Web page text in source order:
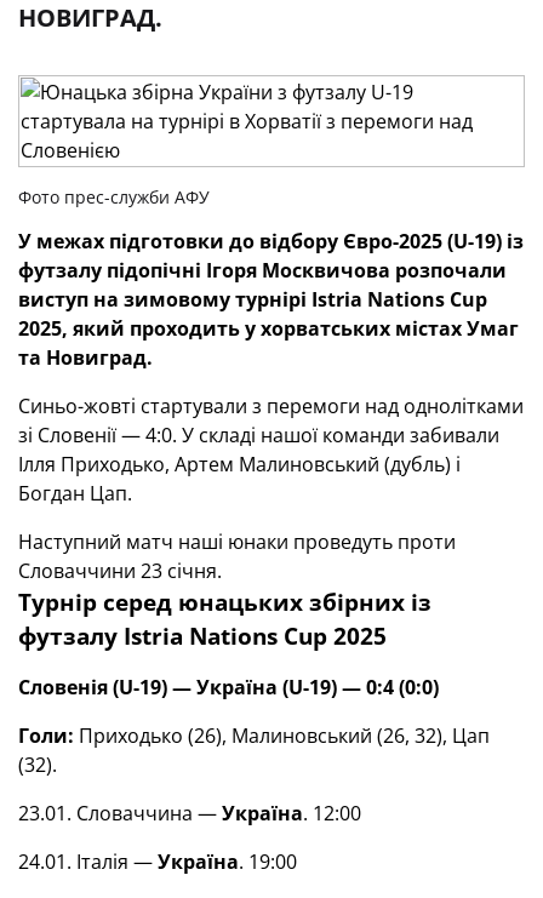
НОВИГРАД.
Фото прес-служби АФУ
У межах підготовки до відбору Євро-2025 (U-19) із
футзалу підопічні Ігоря Москвичова розпочали
виступ на зимовому турнірі Istria Nations Cup
2025, який проходить у хорватських містах Умаг
та Новиград.
Синьо-жовті стартували з перемоги над однолітками
зі Словенії — 4:0. У складі нашої команди забивали
Ілля Приходько, Артем Малиновський (дубль) і
Богдан Цап.
Наступний матч наші юнаки проведуть проти
Словаччини 23 січня.
Турнір серед юнацьких збірних із
футзалу Istria Nations Cup 2025
Словенія (U-19) — Україна (U-19)—0:4 (0:0)
Голи: Приходько (26), Малиновський (26, 32), Цап
(32).
23.01. Словаччина —Україна. 12:00
24.01. Італія —Україна. 19:00